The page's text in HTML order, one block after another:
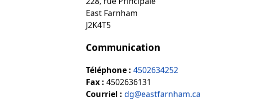
East Farnham
J2K4T5
Communication
Téléphone : 4502634252
Fax : 4502636131
Courriel : dg@eastfarnham.ca